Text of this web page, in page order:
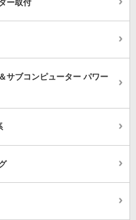
ー取付
サブコンピューター パワー